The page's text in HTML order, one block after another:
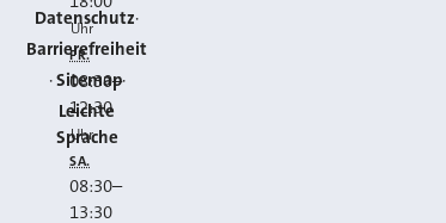
Datenschutz
Barrierefreiheit
Sitemap
Leichte
Sprache
Uhr
FR.
08:30–
12:30
Uhr
SA.
08:30–
13:30